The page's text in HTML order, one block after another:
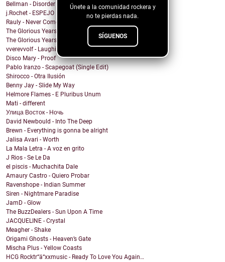
Únete a la comunidad rockera y
no te pierdas nada.
SÍGUENOS
Bellman - Disorder
j.Rochet - ESPEJO
Rauly - Never Come Back
The Glorious Years - Cosmic Behaviour
The Glorious Years - Sweet Imperfections
vverevvolf - Laughing Til I Cry
Disco Mary - Proof
Pablo Iranzo - Scapegoat (Single Edit)
Shirocco - Otra Ilusión
Benny Jay - Slide My Way
Helmore Flames - E Pluribus Unum
Mati - different
Улица Восток - Ночь
David Newbould - Into The Deep
Brewn - Everything is gonna be alright
Jalisa Avari - Worth
La Mala Letra - A voz en grito
J Rios - Se Le Da
el piscis - Muchachita Dale
Amaury Castro - Quiero Probar
Ravenshope - Indian Summer
Siren - Nightmare Paradise
JamD - Glow
The BuzzDealers - Sun Upon A Time
JACQUELINE - Crystal
Meagher - Shake
Origami Ghosts - Heaven’s Gate
Mischa Plus - Yellow Coasts
HCG Rocktr“ä“xxmusic - Ready To Love You Again…